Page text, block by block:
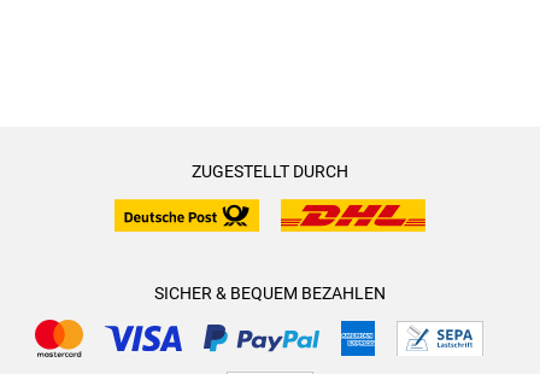
ZUGESTELLT DURCH
SICHER & BEQUEM BEZAHLEN